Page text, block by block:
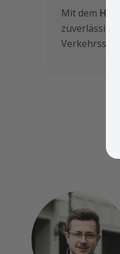
Mit dem